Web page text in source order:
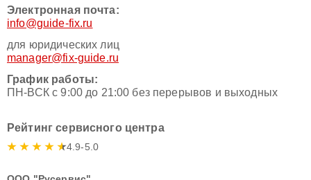
Электронная почта:
info@guide-fix.ru
для юридических лиц
manager@fix-guide.ru
График работы:
ПН-ВСК с 9:00 до 21:00 без перерывов и выходных
Рейтинг сервисного центра
4.9-5.0